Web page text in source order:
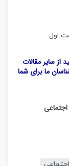
اول
از سایر مقالات
ما برای شما